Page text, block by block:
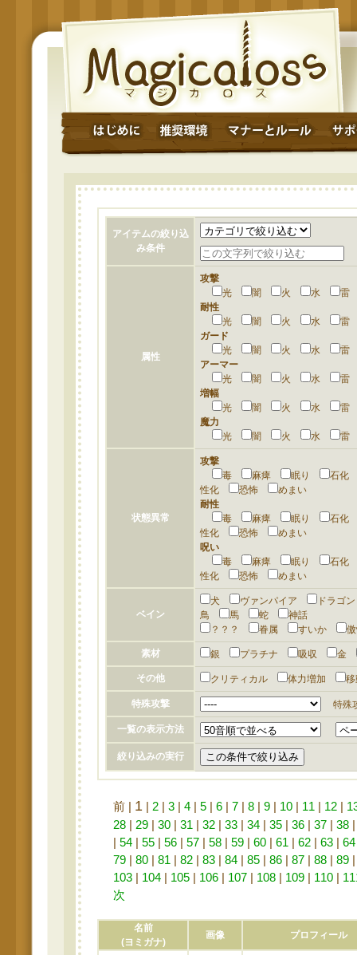
アイテムの絞り込
み条件
属性
攻撃
光
闇 火 水
耐性
光
闇 火 水
ガード
光
闇 火 水
アーマー
光
闇 火 水
増幅
光
闇 火 水
魔力
光
闇 火 水
状態異常
攻撃
毒
麻痺 眠り
石
性化
恐怖
めまい
耐性
毒
麻痺 眠り
石
性化
恐怖
めまい
呪い
毒
麻痺 眠り
石
性化
恐怖 めまい
ベイン
犬 ヴァンパイア
ドラゴ
鳥
馬 蛇
神話
？？？
眷属 すいか
素材 銀 プラチナ 吸収 金
その他 クリティカル 体力増加
特殊攻撃 特殊
一覧の表示方法
絞り込みの実行
前 | 1 2 3 4 5 6 7 8 9 10 11 12
28
29 30 31 32 33 34 35 36 37 38
54 55 56 57 58 59 60 61 62 63 64
79
80 81 82 83 84 85 86 87 88 89
103
104 105 106 107 108 109 110
次
名前
(ヨミガナ)
画像 プロフィール